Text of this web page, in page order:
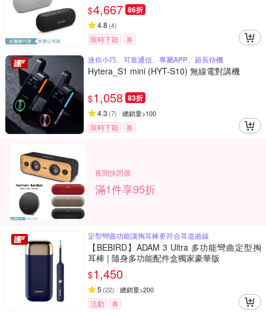
$4,667 86折
4.8 (4)
限時下殺
券
迷你小巧、可靠通信、專屬APP、超長待機
Hytera_S1 mini (HYT-S10) 無線電對講機
$1,058 83折
4.3 (7) 總銷量>100
限時下殺 券
夜間快閃價
滿1件享95折
定型彎曲功能讓掏耳棒更符合耳道曲線
【BEBIRD】ADAM 3 Ultra 多功能彎曲定型掏
耳棒 | 隨身多功能配件盒獨家豪華版
$1,450
5 (22) 總銷量>200
活動
券